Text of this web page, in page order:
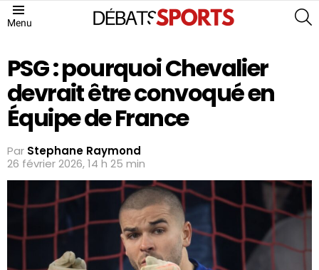
Menu
PSG : pourquoi Chevalier
devrait être convoqué en
Équipe de France
Par Stephane Raymond
26 février 2026, 14 h 25 min